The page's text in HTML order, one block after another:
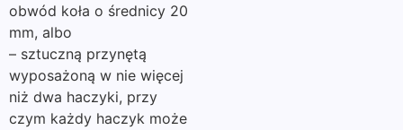
obwód koła o średnicy 20
mm, albo
– sztuczną przynętą
wyposażoną w nie więcej
niż dwa haczyki, przy
czym każdy haczyk może